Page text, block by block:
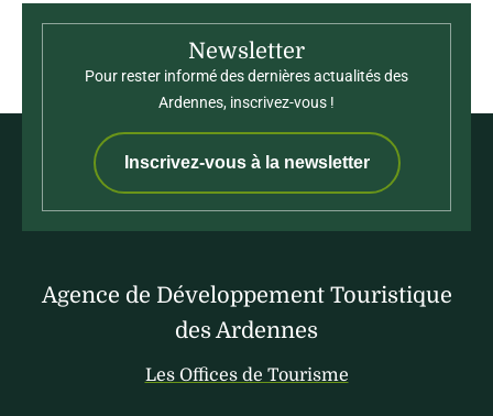
Newsletter
Pour rester informé des dernières actualités des
Ardennes, inscrivez-vous !
Inscrivez-vous à la newsletter
Agence de Développement Touristique
des Ardennes
Les Offices de Tourisme